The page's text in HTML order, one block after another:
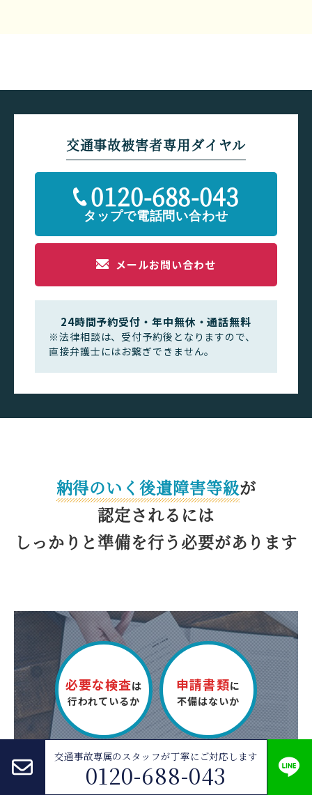
交通事故被害者専用ダイヤル
0120-688-043
メールお問い合わせ
24時間予約受付・年中無休・通話無料
※法律相談は、受付予約後となりますので、
直接弁護士にはお繋ぎできません。
納得のいく後遺障害等級が
認定されるには
しっかりと準備を行う必要があります
必要な検査は
行われているか
申請書類に
不備はないか
交通事故専属のスタッフが丁寧にご対応します
0120-688-043